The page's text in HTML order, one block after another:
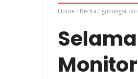
Home / Berita / gunungsitoli /